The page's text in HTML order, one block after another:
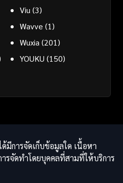
Viu(3)
Wavve (1)
Wuxia(201)
YOUKU (150)
มีการจัดเก็บข้อมูลใด เนื้อหา
รจัดทำโดยบุคคลที่สามที่ให้บริการ